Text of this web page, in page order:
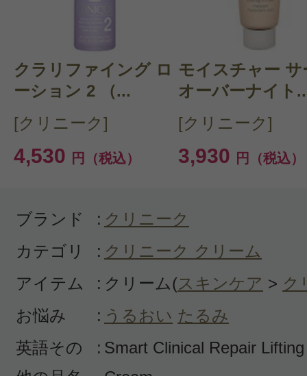
CT 会員様は、マイページの「購
らクチコミ投稿すると1 商品に
ントプレゼント！
クラリファイング ロ
ーション 2 （...
[クリニーク]
4,530 円（税込）
モイスチャー サ
オーバーナイト
[クリニーク]
3,930 円（税込）
ブランド : クリニーク
カテゴリ
: クリニーク クリーム
アイテム
: クリーム(スキンケア > ク
お悩み
: うるおい たるみ
英語その
: Smart Clinical Repair